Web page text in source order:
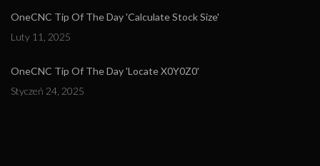
OneCNC Tip Of The Day 'Calculate Stock Size'
Luty 11, 2025
OneCNC Tip Of The Day 'Locate X0Y0Z0'
Styczeń 24, 2025